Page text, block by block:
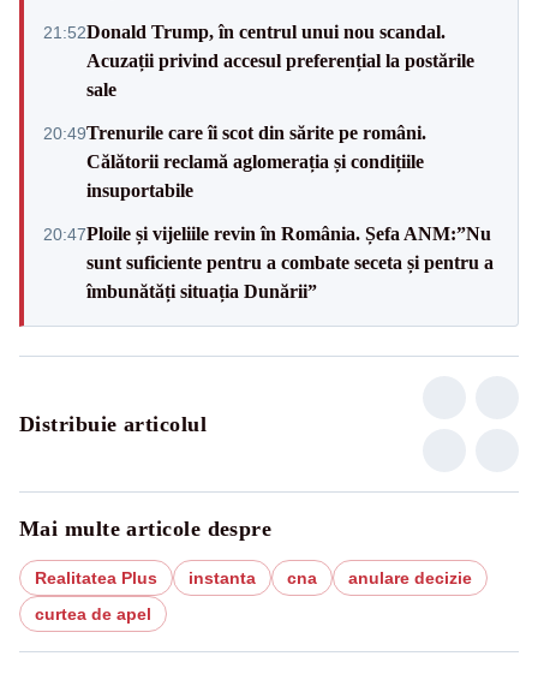
21:52Donald Trump, în centrul unui nou scandal.
Acuzații privind accesul preferențial la postările
sale
20:49Trenurile care îi scot din sărite pe români.
Călătorii reclamă aglomerația și condițiile
insuportabile
20:47Ploile și vijeliile revin în România. Șefa ANM:”Nu
sunt suficiente pentru a combate seceta și pentru a
îmbunătăți situația Dunării”
Distribuie articolul
Mai multe articole despre
Realitatea Plus instanta cna
anulare decizie
curtea de apel